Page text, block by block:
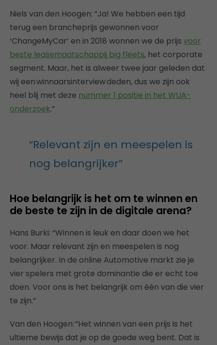
Niels van den Hoogen: “Ja! We hebben een tijd
terug een brancheprijs gewonnen voor
‘ChangeMyCar’ en in 2018 wonnen we de prijs voor
beste leasemaatschappij big fleets, het corporate
segment. Maar, het is alweer twee jaar geleden dat
wij een winnaarsinterview deden, dus we zijn ook
heel blij met deze nummer 1 positie in het WUA-
onderzoek.”
“Relevant zijn en meespelen is
nog belangrijker”
Hoe belangrijk is het om te winnen en
de beste te zijn in de digitale arena?
Hans Burki: “Winnen is leuk en daar doen we het
voor. Maar relevant zijn en meespelen is nog
belangrijker. In de online Automotive markt zie je
vier spelers met grote dominantie die er echt toe
doen. Voor ons is het belangrijk om één van die vier
te zijn.”
Van den Hoogen: ”Het winnen van een prijs is het
ultieme bewijs dat je op de goede weg bent. Dat is